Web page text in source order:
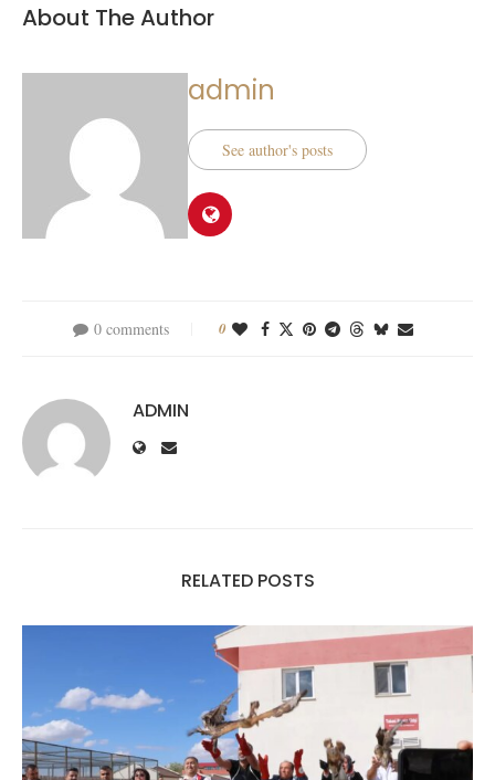
About The Author
admin
See author's posts
0 comments 0
ADMIN
RELATED POSTS